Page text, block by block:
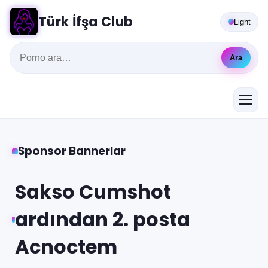
Türk İfşa Club
Ara
Light
Sponsor Bannerlar
Sakso Cumshot
ardından 2. posta
Acnoctem